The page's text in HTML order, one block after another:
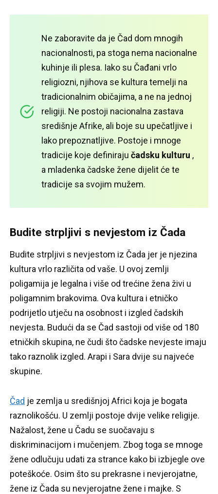
Ne zaboravite da je Čad dom mnogih
nacionalnosti, pa stoga nema nacionalne
kuhinje ili plesa. Iako su Čađani vrlo
religiozni, njihova se kultura temelji na
tradicionalnim običajima, a ne na jednoj
religiji. Ne postoji nacionalna zastava
središnje Afrike, ali boje su upečatljive i
lako prepoznatljive. Postoje i mnoge
tradicije koje definiraju čadsku kulturu ,
a mladenka čadske žene dijelit će te
tradicije sa svojim mužem.
Budite strpljivi s nevjestom iz Čada
Budite strpljivi s nevjestom iz Čada jer je njezina
kultura vrlo različita od vaše. U ovoj zemlji
poligamija je legalna i više od trećine žena živi u
poligamnim brakovima. Ova kultura i etničko
podrijetlo utječu na osobnost i izgled čadskih
nevjesta. Budući da se Čad sastoji od više od 180
etničkih skupina, ne čudi što čadske nevjeste imaju
tako raznolik izgled. Arapi i Sara dvije su najveće
skupine.
Čad je zemlja u središnjoj Africi koja je bogata
raznolikošću. U zemlji postoje dvije velike religije.
Nažalost, žene u Čadu se suočavaju s
diskriminacijom i mučenjem. Zbog toga se mnoge
žene odlučuju udati za strance kako bi izbjegle ove
poteškoće. Osim što su prekrasne i nevjerojatne,
žene iz Čada su nevjerojatne žene i majke. S